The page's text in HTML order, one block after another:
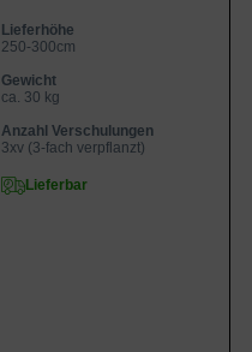
Lieferhöhe
250-300cm
Gewicht
ca. 30 kg
Anzahl Verschulungen
3xv (3-fach verpflanzt)
Lieferbar